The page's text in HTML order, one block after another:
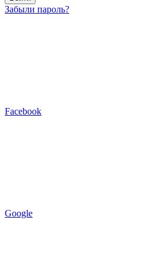
Забыли пароль?
Facebook
Google